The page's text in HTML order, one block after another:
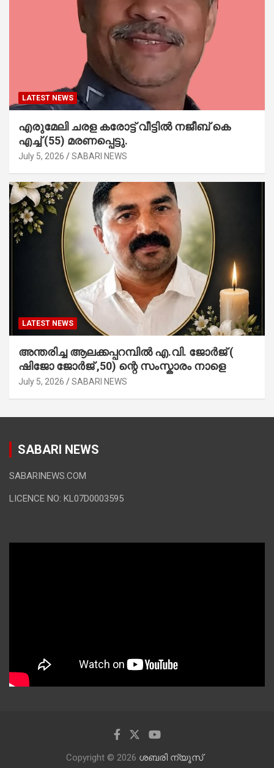
LATEST NEWS
എരുമേലി ചരള കരോട്ട് വീട്ടിൽ നജീബ് കെ
എച്ച് (55) മരണപ്പെട്ടു.
July 5, 2026 SABARI NEWS
LATEST NEWS
അന്തരിച്ച ആ​ല​ക്ക​പ്പ​റമ്പിൽ​ എ.​വി. ജോ​ർ​ജ് (
ഷിജോ ജോർജ് ,50) ന്റെ സംസ്കാരം നാളെ
July 5, 2026 SABARI NEWS
SABARI NEWS
SABARINEWS.COM
LICENCE NO: KL07D0003595
Copyright © 2026 ശബരി ന്യൂസ്